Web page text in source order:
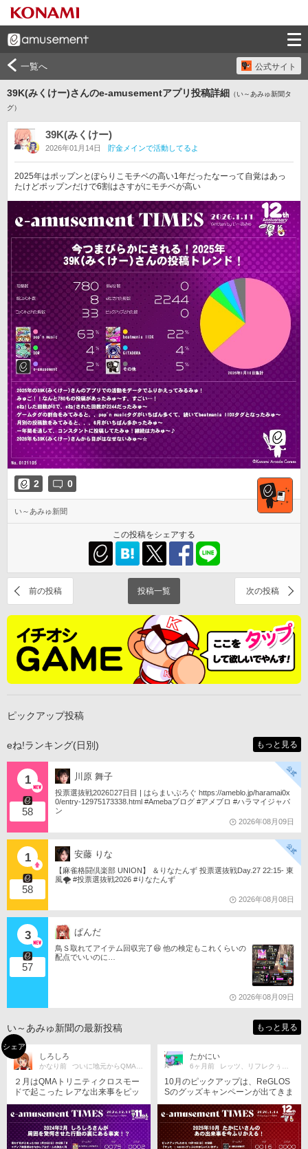
一覧へ 公式サイト
39K(みくけー)さんのe-amusementアプリ投稿詳細 （い～あみゅ新聞タ
グ）
39K(みくけー)
2026年01月14日 貯金メインで活動してるよ
2025年はポップンとぽらりこモチベの高い1年だったなーって自覚はあっ
たけどポップンだけで6割はさすがにモチベが高い
2 0
い～あみゅ新聞
この投稿をシェアする
前の投稿 投稿一覧 次の投稿
ピックアップ投稿
eね!ランキング(日別) もっと見る
1
58
川原 舞子
投票選抜戦2026󾇟27日目 | はらまいぶろぐ https://ameblo.jp/haramai0x
0/entry-12975173338.html #Amebaブログ #アメブロ #ハラマイジャパ
ン
2026年08月09日
1
58
安藤 りな
【麻雀格闘倶楽部 UNION】 ＆りなたんず 投票選抜戦Day.27 22:15- 東
風🌪️ #投票選抜戦2026 #りなたんず
2026年08月08日
3
57
ぱんだ
鳥Ｓ取れてアイテム回収完了😆 他の検定もこれくらいの
配点でいいのに…
2026年08月09日
い～あみゅ新聞の最新投稿 もっと見る
しろしろ
かなり前 ついに地元からQMA消滅…
シェア
２月はQMAトリニティクロスモー
ドで起こった レアな出来事をピッ
クアップ 昔初めてモード名がトリ
ニティクロスって聞いたときは え
っ、水樹奈々の曲か？って思いま
した ひおきさんなら通じるかもし
れませんが…
たかにい
6ヶ月前 レッツ、リフレクぅ〜！
10月のピックアップは、ReGLOS
Sのグッズキャンペーンが出てきま
した♪ このイベントに限らず、グ
ッズなど特典を得るには相当数の
ゲームプレーが必要となります
が、問題はそれをいかに活用する
か。 実績を埋めたり自力を上げた